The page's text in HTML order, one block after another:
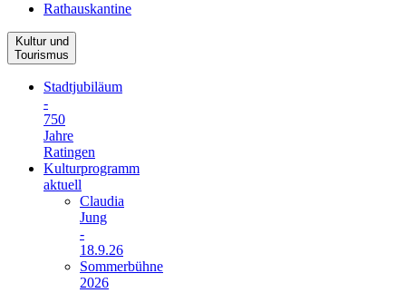
Rathauskantine
Kultur und
Tourismus
Stadtjubiläum
-
750
Jahre
Ratingen
Kulturprogramm
aktuell
Claudia
Jung
-
18.9.26
Sommerbühne
2026